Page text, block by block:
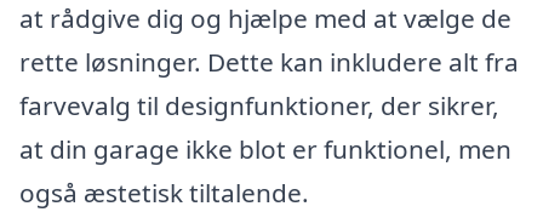
at rådgive dig og hjælpe med at vælge de
rette løsninger. Dette kan inkludere alt fra
farvevalg til designfunktioner, der sikrer,
at din garage ikke blot er funktionel, men
også æstetisk tiltalende.